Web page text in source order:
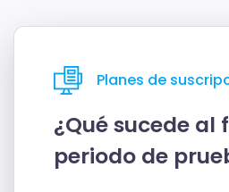
Planes de
¿Qué sucede al
periodo de